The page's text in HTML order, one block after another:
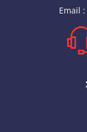
Email :